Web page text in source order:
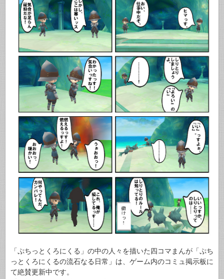
「ぷちっとくろにくる」の中の人々を描いた四コマまんが「ぷち
っとくろにくるの流石なる日常」は、ゲーム内のコミュ掲示板に
て絶賛更新中です。